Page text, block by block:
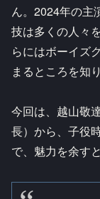
ん。2024年の主
技は多くの人々
らにはボーイズ
まるところを知
今回は、越山敬
長）から、子役
で、魅力を余す